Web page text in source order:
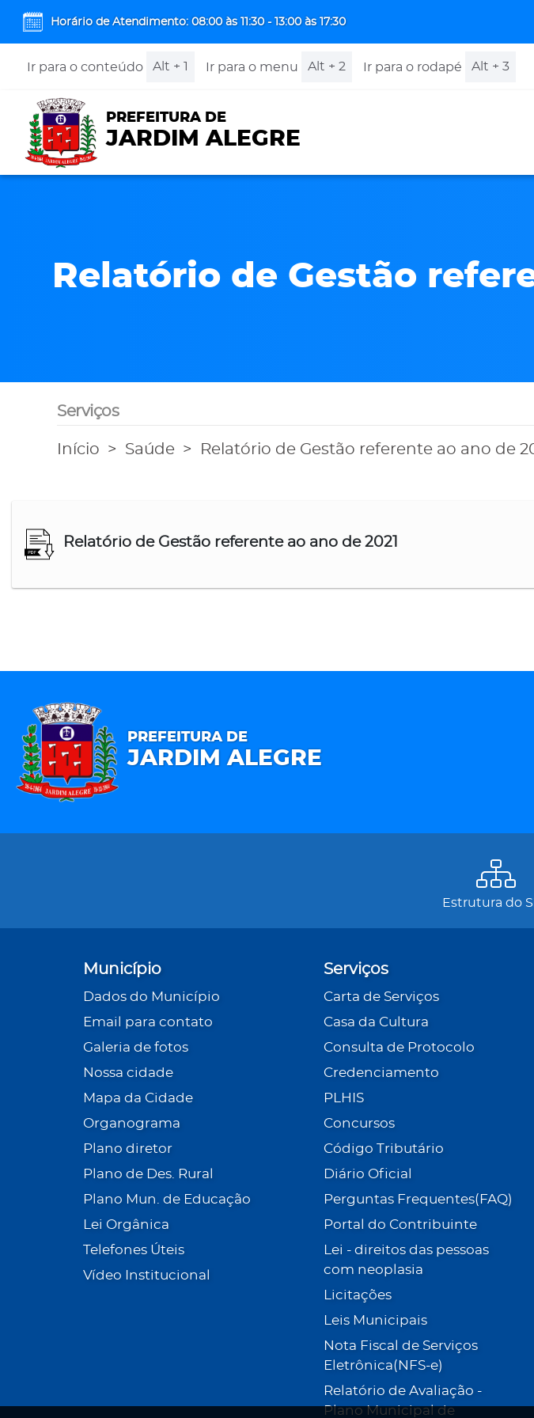
Horário de Atendimento: 08:00 às 11:30 - 13:00 às 17:30
Ir para o conteúdo Alt + 1 Ir para o menu Alt + 2 Ir para o rodapé Alt + 3
PREFEITURA DE
JARDIM ALEGRE
Relatório de Gestão
Serviços
Início Saúde Relatório de Gestão referente ao ano de
Relatório de Gestão referente ao ano de 2021
PREFEITURA DE
JARDIM ALEGRE
Estrutura do
Município
Dados do Município
Email para contato
Galeria de fotos
Nossa cidade
Mapa da Cidade
Organograma
Plano diretor
Plano de Des. Rural
Plano Mun. de Educação
Lei Orgânica
Telefones Úteis
Vídeo Institucional
Serviços
Carta de Serviços
Casa da Cultura
Consulta de Protocolo
Credenciamento
PLHIS
Concursos
Código Tributário
Diário Oficial
Perguntas Frequentes(FAQ)
Portal do Contribuinte
Lei - direitos das pessoas
com neoplasia
Licitações
Leis Municipais
Nota Fiscal de Serviços
Eletrônica(NFS-e)
Relatório de Avaliação -
Plano Municipal de